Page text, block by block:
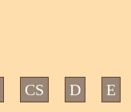
CS D E